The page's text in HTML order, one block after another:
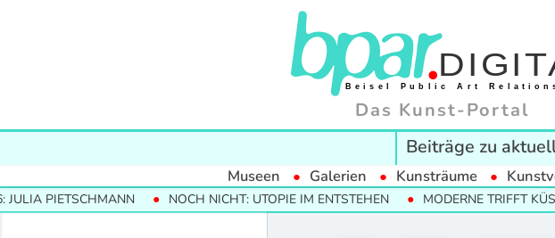
Das Kunst-Portal
Beiträge zu
Museen Galerien Kunsträume
NOCH NICHT: UTOPIE IM ENTSTEHEN MODERNE TRIFFT KÜSTE –